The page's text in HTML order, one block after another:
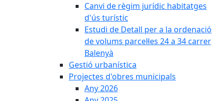
Canvi de règim jurídic habitatges
d'ús turístic
Estudi de Detall per a la ordenació
de volums parcel·les 24 a 34 carrer
Balenyà
Gestió urbanística
Projectes d'obres municipals
Any 2026